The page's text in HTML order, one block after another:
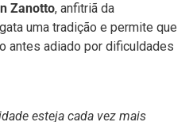
Zanotto, anfitriã da
uma tradição e permite que
antes adiado por dificuldades
esteja cada vez mais